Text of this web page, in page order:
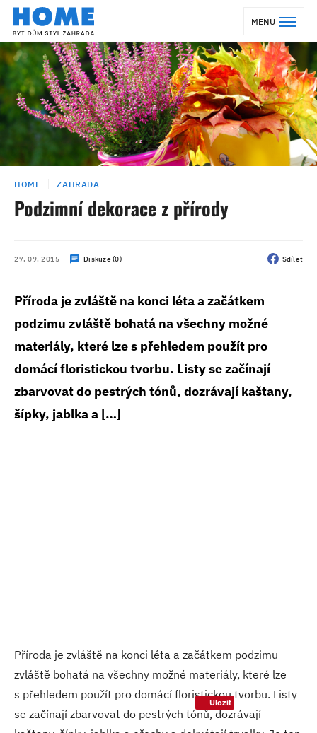
MENU
HOME ZAHRADA
Podzimní dekorace z přírody
27. 09. 2015 Diskuze (0) Sdílet
Příroda je zvláště na konci léta a začátkem
podzimu zvláště bohatá na všechny možné
materiály, které lze s přehledem použít pro
domácí floristickou tvorbu. Listy se začínají
zbarvovat do pestrých tónů, dozrávají kaštany,
šípky, jablka a […]
Příroda je zvláště na konci léta a začátkem podzimu
zvláště bohatá na všechny možné materiály, které lze
s přehledem použít pro domácí floristickou tvorbu. Listy
se začínají zbarvovat do pestrých tónů, dozrávají
Uložit